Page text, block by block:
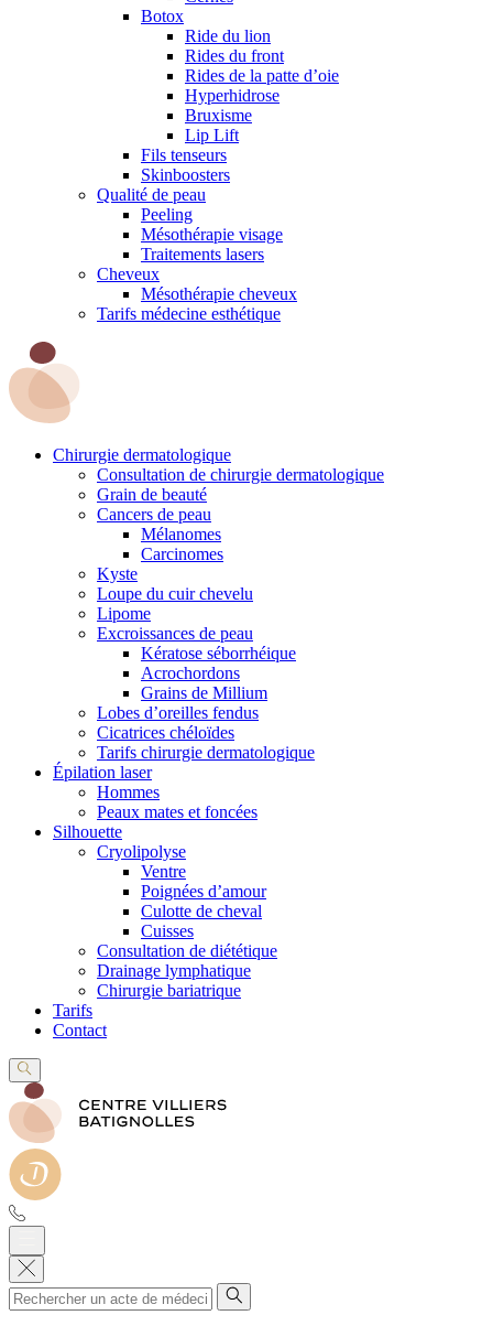
Botox
Ride du lion
Rides du front
Rides de la patte d’oie
Hyperhidrose
Bruxisme
Lip Lift
Fils tenseurs
Skinboosters
Qualité de peau
Peeling
Mésothérapie visage
Traitements lasers
Cheveux
Mésothérapie cheveux
Tarifs médecine esthétique
Chirurgie dermatologique
Consultation de chirurgie dermatologique
Grain de beauté
Cancers de peau
Mélanomes
Carcinomes
Kyste
Loupe du cuir chevelu
Lipome
Excroissances de peau
Kératose séborrhéique
Acrochordons
Grains de Millium
Lobes d’oreilles fendus
Cicatrices chéloïdes
Tarifs chirurgie dermatologique
Épilation laser
Hommes
Peaux mates et foncées
Silhouette
Cryolipolyse
Ventre
Poignées d’amour
Culotte de cheval
Cuisses
Consultation de diététique
Drainage lymphatique
Chirurgie bariatrique
Tarifs
Contact